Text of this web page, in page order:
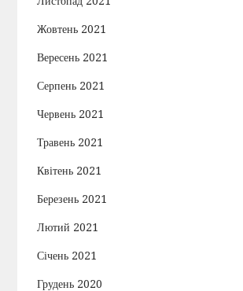
Жовтень 2021
Вересень 2021
Серпень 2021
Червень 2021
Травень 2021
Квітень 2021
Березень 2021
Лютий 2021
Січень 2021
Грудень 2020